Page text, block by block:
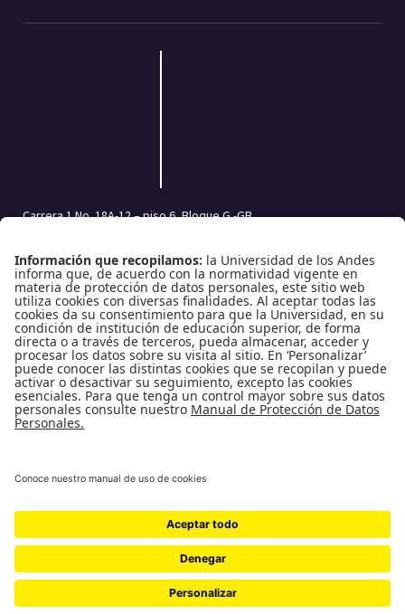
Carrera 1 No. 18A-12 – piso 6, Bloque G -GB
Tel.: (601) 332 45 05 | (601) 339 49 49 Ext.: 2500
Fax (601) 332 45 08
Redes Sociales
Reconocimiento como Universidad: Decreto 1297 del 30 de mayo de 1964.
Reconocimiento personería jurídica: Resolución 28 del 23 de febrero de 1949 MinJusticia.